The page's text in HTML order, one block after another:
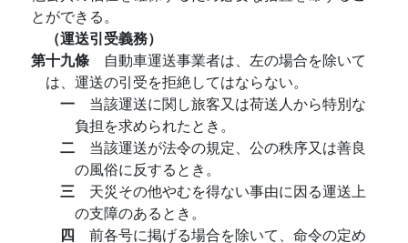
とができる。
（運送引受義務）
第十九條 自動車運送事業者は、左の場合を除いて
は、運送の引受を拒絶してはならない。
一 当該運送に関し旅客又は荷送人から特別な
負担を求められたとき。
二 当該運送が法令の規定、公の秩序又は善良
の風俗に反するとき。
三 天災その他やむを得ない事由に因る運送上
の支障のあるとき。
四 前各号に掲げる場合を除いて、命令の定め